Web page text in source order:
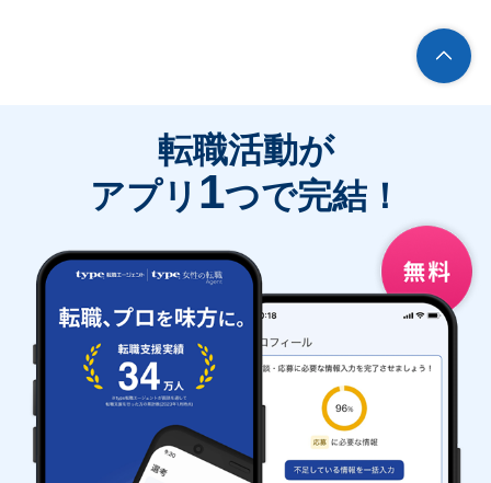
転職活動が
アプリ 1つで完結！